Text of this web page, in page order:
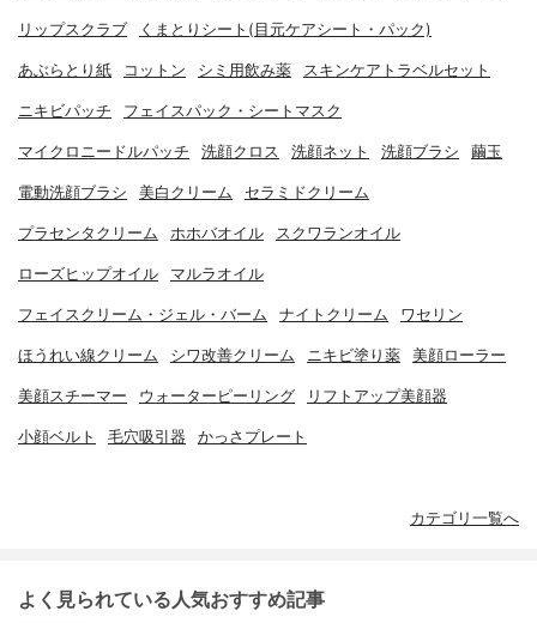
リップスクラブ くまとりシート(目元ケアシート・パック)
あぶらとり紙 コットン シミ用飲み薬 スキンケアトラベルセット
ニキビパッチ フェイスパック・シートマスク
マイクロニードルパッチ 洗顔クロス 洗顔ネット 洗顔ブラシ 繭玉
電動洗顔ブラシ 美白クリーム セラミドクリーム
プラセンタクリーム ホホバオイル スクワランオイル
ローズヒップオイル マルラオイル
フェイスクリーム・ジェル・バーム ナイトクリーム ワセリン
ほうれい線クリーム シワ改善クリーム ニキビ塗り薬 美顔ローラー
美顔スチーマー ウォーターピーリング リフトアップ美顔器
小顔ベルト 毛穴吸引器 かっさプレート
カテゴリ一覧へ
よく見られている人気おすすめ記事